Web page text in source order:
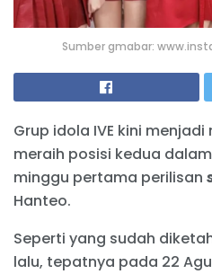
Sumber gmabar:
Grup idola IVE kini
meraih posisi kedua
minggu pertama perilisan
Hanteo.
Seperti yang sudah
lalu, tepatnya pada 22